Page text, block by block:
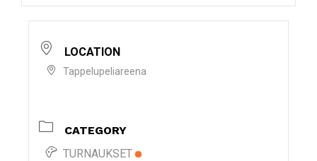
l
LOCATION
Tappelupeliareena
CATEGORY
TURNAUKSET